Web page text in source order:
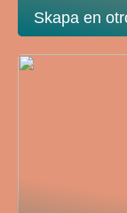
Skapa en